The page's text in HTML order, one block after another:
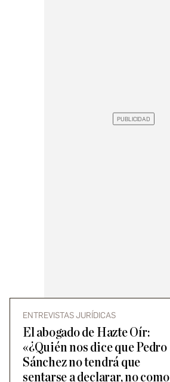
ENTREVISTAS JURÍDICAS
El abogado de Hazte Oír:
«¿Quién nos dice que Pedro
Sánchez no tendrá que
sentarse a declarar, no como